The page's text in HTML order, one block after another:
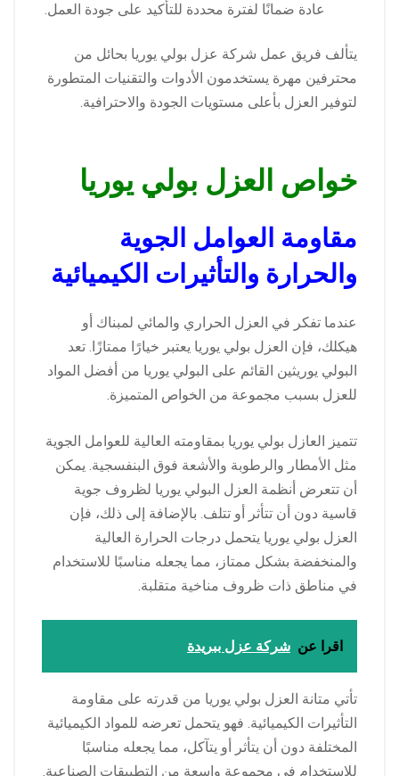
عادة ضمانًا لفترة محددة للتأكيد على جودة العمل.
يتألف فريق عمل شركة عزل بولي يوريا بحائل من
محترفين مهرة يستخدمون الأدوات والتقنيات المتطورة
لتوفير العزل بأعلى مستويات الجودة والاحترافية.
خواص العزل بولي يوريا
مقاومة العوامل الجوية
والحرارة والتأثيرات الكيميائية
عندما تفكر في العزل الحراري والمائي لمبناك أو
هيكلك، فإن العزل بولي يوريا يعتبر خيارًا ممتازًا. تعد
البولي يوريثين القائم على البولي يوريا من أفضل المواد
للعزل بسبب مجموعة من الخواص المتميزة.
تتميز العازل بولي يوريا بمقاومته العالية للعوامل الجوية
مثل الأمطار والرطوبة والأشعة فوق البنفسجية. يمكن
أن تتعرض أنظمة العزل البولي يوريا لظروف جوية
قاسية دون أن تتأثر أو تتلف. بالإضافة إلى ذلك، فإن
العزل بولي يوريا يتحمل درجات الحرارة العالية
والمنخفضة بشكل ممتاز، مما يجعله مناسبًا للاستخدام
في مناطق ذات ظروف مناخية متقلبة.
اقرا عن شركة عزل ببريدة
تأتي متانة العزل بولي يوريا من قدرته على مقاومة
التأثيرات الكيميائية. فهو يتحمل تعرضه للمواد الكيميائية
المختلفة دون أن يتأثر أو يتآكل، مما يجعله مناسبًا
للاستخدام في مجموعة واسعة من التطبيقات الصناعية.